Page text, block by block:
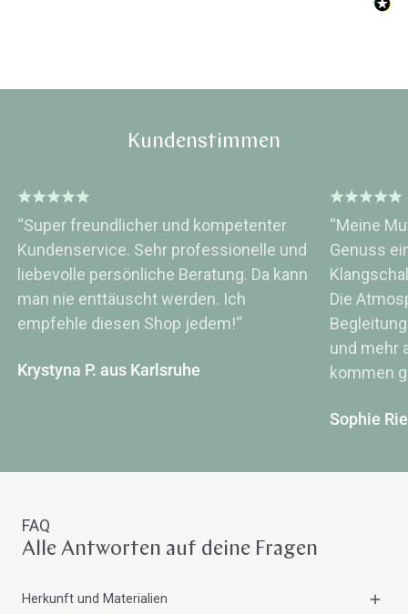
Kundenstimmen
“Super freundlicher und kompetenter
Kundenservice. Sehr professionelle und
liebevolle persönliche Beratung. Da kann
man nie enttäuscht werden. Ich
empfehle diesen Shop jedem!“
Krystyna P. aus Karlsruhe
“Meine
Genuss
Die
und mehr
kommen
Sophie
FAQ
Alle Antworten auf deine Fragen
Herkunft und Materialien